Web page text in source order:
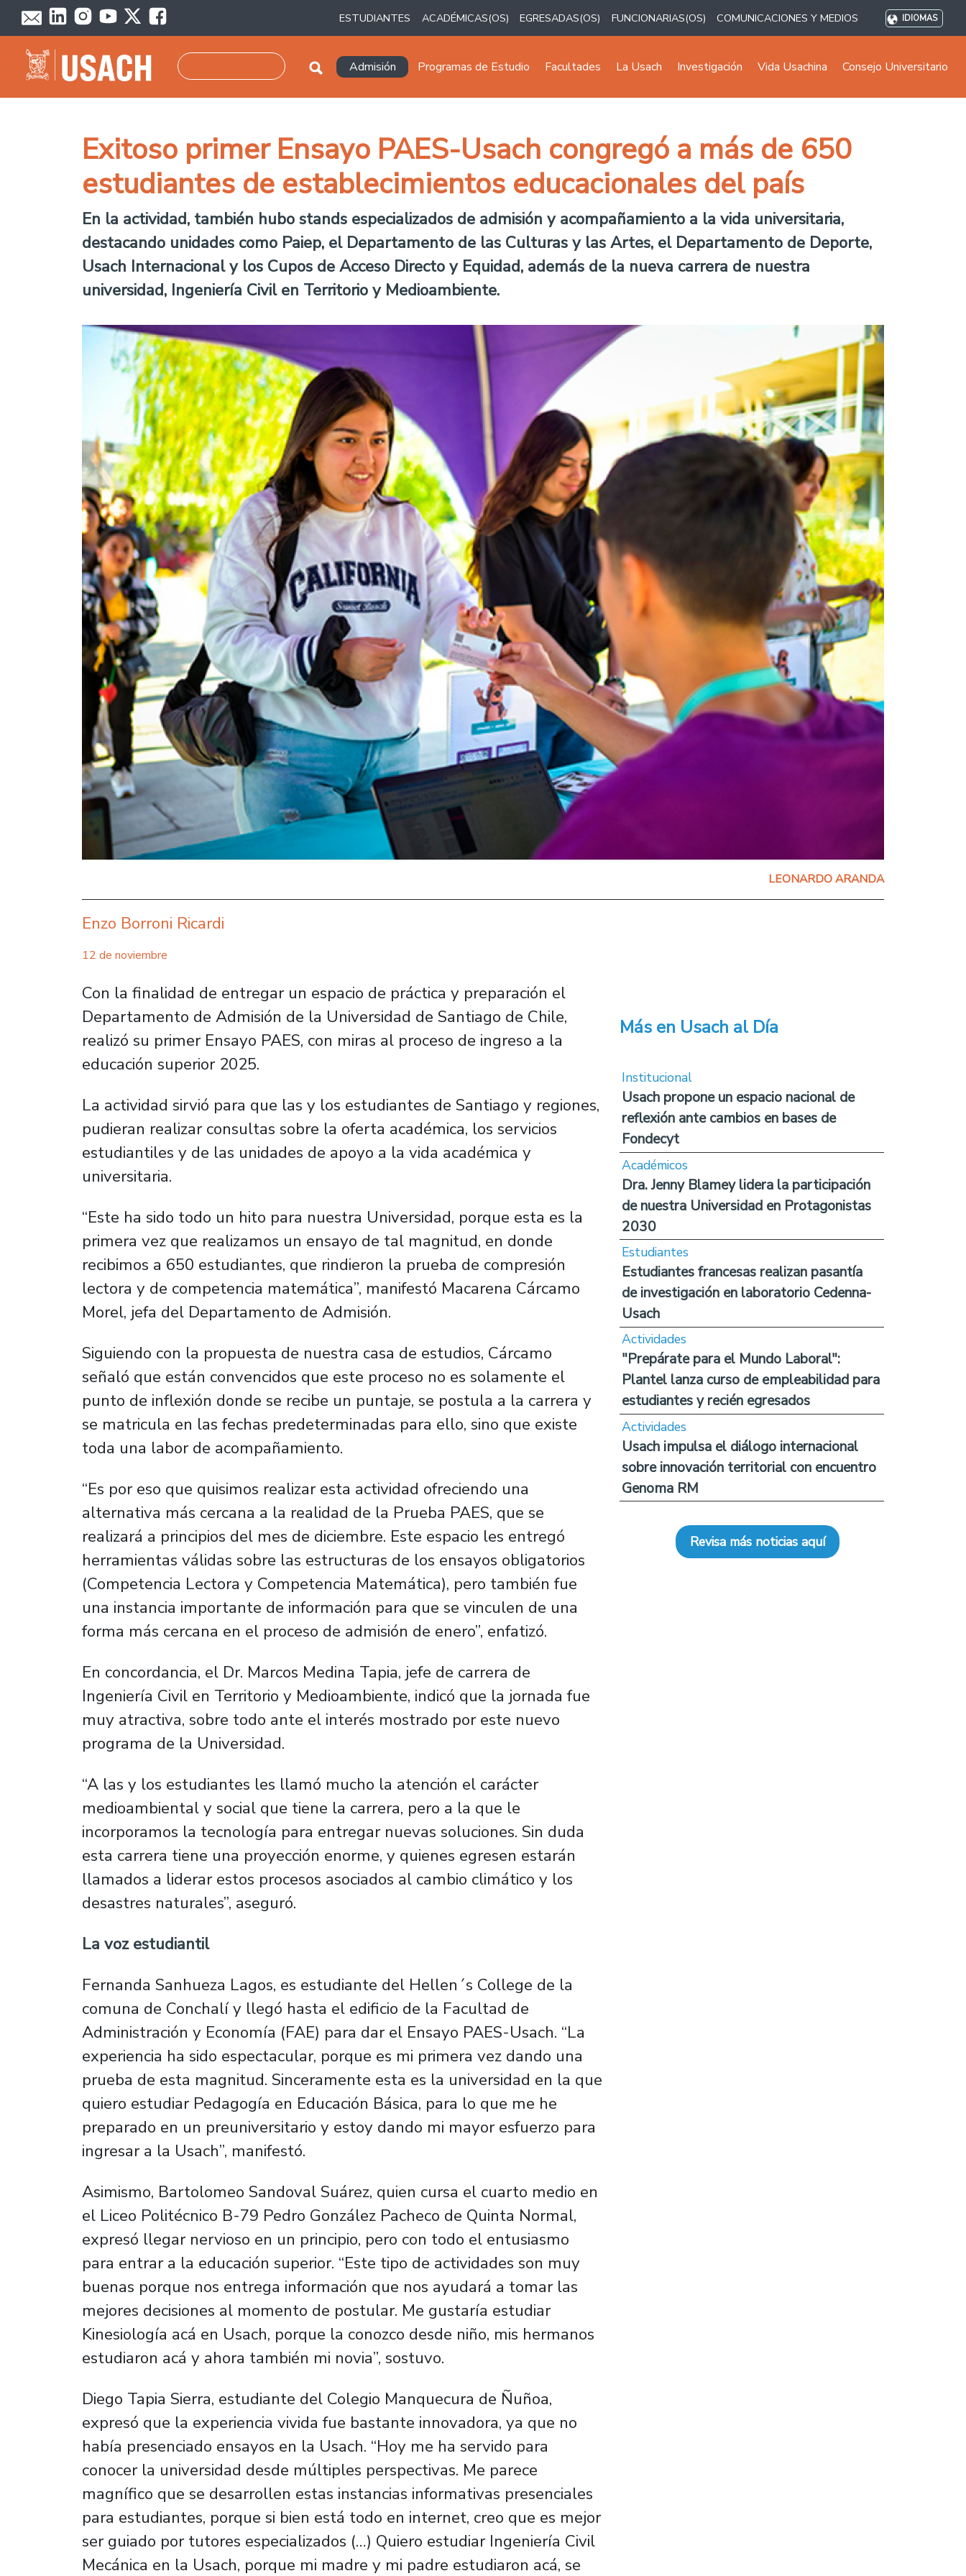
Pasar al contenido principal
ESTUDIANTES ACADÉMICAS(OS) EGRESADAS(OS) FUNCIONARIAS(OS) COMUNICACIONES Y MEDIOS IDIOMAS
Navegación principal
Admisión Programas de Estudio Facultades La Usach Investigación Vida Usachina Consejo Universitario
Exitoso primer Ensayo PAES-Usach congregó a más de 650
estudiantes de establecimientos educacionales del país
En la actividad, también hubo stands especializados de admisión y acompañamiento a la vida universitaria,
destacando unidades como Paiep, el Departamento de las Culturas y las Artes, el Departamento de Deporte,
Usach Internacional y los Cupos de Acceso Directo y Equidad, además de la nueva carrera de nuestra
universidad, Ingeniería Civil en Territorio y Medioambiente.
LEONARDO ARANDA
Enzo Borroni Ricardi
12 de noviembre
Con la finalidad de entregar un espacio de práctica y preparación el
Departamento de Admisión de la Universidad de Santiago de Chile,
realizó su primer Ensayo PAES, con miras al proceso de ingreso a la
educación superior 2025.
La actividad sirvió para que las y los estudiantes de Santiago y regiones,
pudieran realizar consultas sobre la oferta académica, los servicios
estudiantiles y de las unidades de apoyo a la vida académica y
universitaria.
“Este ha sido todo un hito para nuestra Universidad, porque esta es la
primera vez que realizamos un ensayo de tal magnitud, en donde
recibimos a 650 estudiantes, que rindieron la prueba de compresión
lectora y de competencia matemática”, manifestó Macarena Cárcamo
Morel, jefa del Departamento de Admisión.
Siguiendo con la propuesta de nuestra casa de estudios, Cárcamo
señaló que están convencidos que este proceso no es solamente el
punto de inflexión donde se recibe un puntaje, se postula a la carrera y
se matricula en las fechas predeterminadas para ello, sino que existe
toda una labor de acompañamiento.
“Es por eso que quisimos realizar esta actividad ofreciendo una
alternativa más cercana a la realidad de la Prueba PAES, que se
realizará a principios del mes de diciembre. Este espacio les entregó
herramientas válidas sobre las estructuras de los ensayos obligatorios
(Competencia Lectora y Competencia Matemática), pero también fue
una instancia importante de información para que se vinculen de una
forma más cercana en el proceso de admisión de enero”, enfatizó.
En concordancia, el Dr. Marcos Medina Tapia, jefe de carrera de
Ingeniería Civil en Territorio y Medioambiente, indicó que la jornada fue
muy atractiva, sobre todo ante el interés mostrado por este nuevo
programa de la Universidad.
“A las y los estudiantes les llamó mucho la atención el carácter
medioambiental y social que tiene la carrera, pero a la que le
incorporamos la tecnología para entregar nuevas soluciones. Sin duda
esta carrera tiene una proyección enorme, y quienes egresen estarán
llamados a liderar estos procesos asociados al cambio climático y los
desastres naturales”, aseguró.
La voz estudiantil
Fernanda Sanhueza Lagos, es estudiante del Hellen´s College de la
comuna de Conchalí y llegó hasta el edificio de la Facultad de
Administración y Economía (FAE) para dar el Ensayo PAES-Usach. “La
experiencia ha sido espectacular, porque es mi primera vez dando una
prueba de esta magnitud. Sinceramente esta es la universidad en la que
quiero estudiar Pedagogía en Educación Básica, para lo que me he
preparado en un preuniversitario y estoy dando mi mayor esfuerzo para
ingresar a la Usach”, manifestó.
Asimismo, Bartolomeo Sandoval Suárez, quien cursa el cuarto medio en
el Liceo Politécnico B-79 Pedro González Pacheco de Quinta Normal,
expresó llegar nervioso en un principio, pero con todo el entusiasmo
para entrar a la educación superior. “Este tipo de actividades son muy
buenas porque nos entrega información que nos ayudará a tomar las
mejores decisiones al momento de postular. Me gustaría estudiar
Kinesiología acá en Usach, porque la conozco desde niño, mis hermanos
estudiaron acá y ahora también mi novia”, sostuvo.
Diego Tapia Sierra, estudiante del Colegio Manquecura de Ñuñoa,
expresó que la experiencia vivida fue bastante innovadora, ya que no
había presenciado ensayos en la Usach. “Hoy me ha servido para
conocer la universidad desde múltiples perspectivas. Me parece
magnífico que se desarrollen estas instancias informativas presenciales
para estudiantes, porque si bien está todo en internet, creo que es mejor
ser guiado por tutores especializados (…) Quiero estudiar Ingeniería Civil
Mecánica en la Usach, porque mi madre y mi padre estudiaron acá, se
Más en Usach al Día
Institucional
Usach propone un espacio nacional de
reflexión ante cambios en bases de
Fondecyt
Académicos
Dra. Jenny Blamey lidera la participación
de nuestra Universidad en Protagonistas
2030
Estudiantes
Estudiantes francesas realizan pasantía
de investigación en laboratorio Cedenna-
Usach
Actividades
"Prepárate para el Mundo Laboral":
Plantel lanza curso de empleabilidad para
estudiantes y recién egresados
Actividades
Usach impulsa el diálogo internacional
sobre innovación territorial con encuentro
Genoma RM
Revisa más noticias aquí